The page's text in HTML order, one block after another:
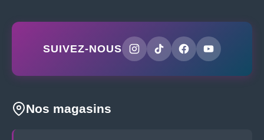
SUIVEZ-NOUS
Nos magasins